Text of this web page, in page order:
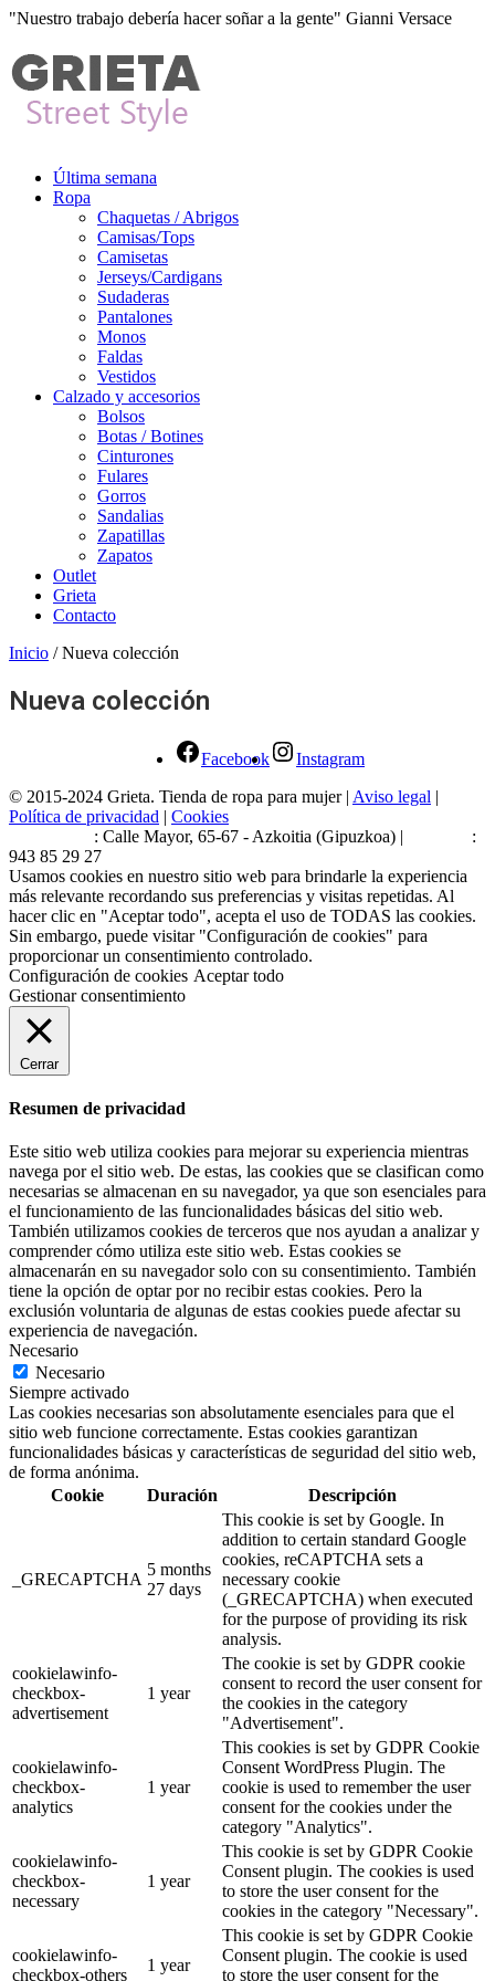
"Nuestro trabajo debería hacer soñar a la gente" Gianni Versace
Última semana
Ropa
Chaquetas / Abrigos
Camisas/Tops
Camisetas
Jerseys/Cardigans
Sudaderas
Pantalones
Monos
Faldas
Vestidos
Calzado y accesorios
Bolsos
Botas / Botines
Cinturones
Fulares
Gorros
Sandalias
Zapatillas
Zapatos
Outlet
Grieta
Contacto
Inicio / Nueva colección
Nueva colección
Facebook
Instagram
© 2015-2024 Grieta. Tienda de ropa para mujer | Aviso legal |
Política de privacidad | Cookies
: Calle Mayor, 65-67 - Azkoitia (Gipuzkoa) |
:
943 85 29 27
Usamos cookies en nuestro sitio web para brindarle la experiencia
más relevante recordando sus preferencias y visitas repetidas. Al
hacer clic en "Aceptar todo", acepta el uso de TODAS las cookies.
Sin embargo, puede visitar "Configuración de cookies" para
proporcionar un consentimiento controlado.
Configuración de cookies Aceptar todo
Gestionar consentimiento
Cerrar
Resumen de privacidad
Este sitio web utiliza cookies para mejorar su experiencia mientras
navega por el sitio web. De estas, las cookies que se clasifican como
necesarias se almacenan en su navegador, ya que son esenciales para
el funcionamiento de las funcionalidades básicas del sitio web.
También utilizamos cookies de terceros que nos ayudan a analizar y
comprender cómo utiliza este sitio web. Estas cookies se
almacenarán en su navegador solo con su consentimiento. También
tiene la opción de optar por no recibir estas cookies. Pero la
exclusión voluntaria de algunas de estas cookies puede afectar su
experiencia de navegación.
Necesario
Necesario
Siempre activado
Las cookies necesarias son absolutamente esenciales para que el
sitio web funcione correctamente. Estas cookies garantizan
funcionalidades básicas y características de seguridad del sitio web,
de forma anónima.
Cookie
Duración Descripción
_GRECAPTCHA
5 months
27 days
This cookie is set by Google. In
addition to certain standard Google
cookies, reCAPTCHA sets a
necessary cookie
(_GRECAPTCHA) when executed
for the purpose of providing its risk
analysis.
cookielawinfo-
checkbox-
advertisement
1 year
The cookie is set by GDPR cookie
consent to record the user consent for
the cookies in the category
"Advertisement".
cookielawinfo-
checkbox-
analytics
1 year
This cookies is set by GDPR Cookie
Consent WordPress Plugin. The
cookie is used to remember the user
consent for the cookies under the
category "Analytics".
cookielawinfo-
checkbox-
necessary
1 year
This cookie is set by GDPR Cookie
Consent plugin. The cookies is used
to store the user consent for the
cookies in the category "Necessary".
cookielawinfo-
checkbox-others
1 year
This cookie is set by GDPR Cookie
Consent plugin. The cookie is used
to store the user consent for the